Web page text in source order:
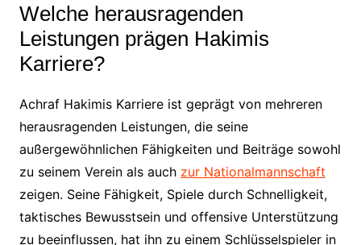
Welche herausragenden
Leistungen prägen Hakimis
Karriere?
Achraf Hakimis Karriere ist geprägt von mehreren
herausragenden Leistungen, die seine
außergewöhnlichen Fähigkeiten und Beiträge sowohl
zu seinem Verein als auch zur Nationalmannschaft
zeigen. Seine Fähigkeit, Spiele durch Schnelligkeit,
taktisches Bewusstsein und offensive Unterstützung
zu beeinflussen, hat ihn zu einem Schlüsselspieler in